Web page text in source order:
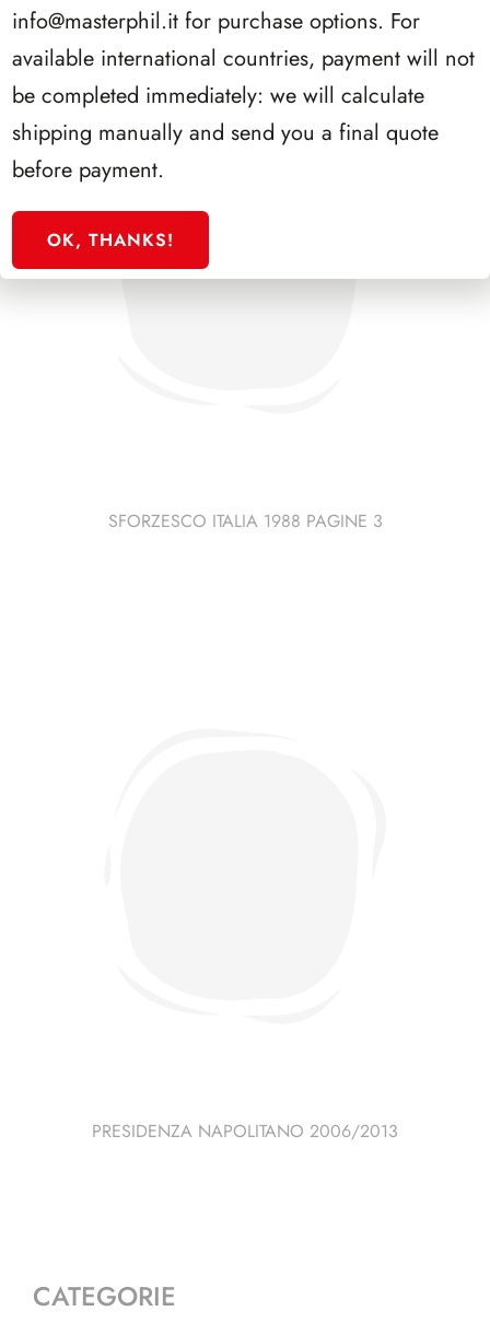
SFORZESCO ITALIA 1988 PAGINE 3
PRESIDENZA NAPOLITANO 2006/2013
CATEGORIE
info@masterphil.it for purchase options. For
available international countries, payment will not
be completed immediately: we will calculate
shipping manually and send you a final quote
before payment.
OK, THANKS!